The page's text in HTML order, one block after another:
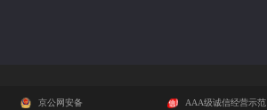
京公网安备 AAA级诚信经营示范